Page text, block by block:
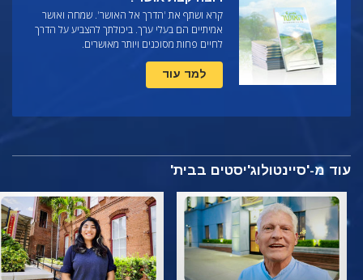
קרא ושתף את'הדרך אל האושר'. שמחה ואושר
אמיתיים הם בעלי ערך. ביכולתך להצביע על הדרך
לחיים פחות מסוכנים ויותר מאושרים.
למד עוד
עוד מ-'סיינטולוג'יסטים בבית'